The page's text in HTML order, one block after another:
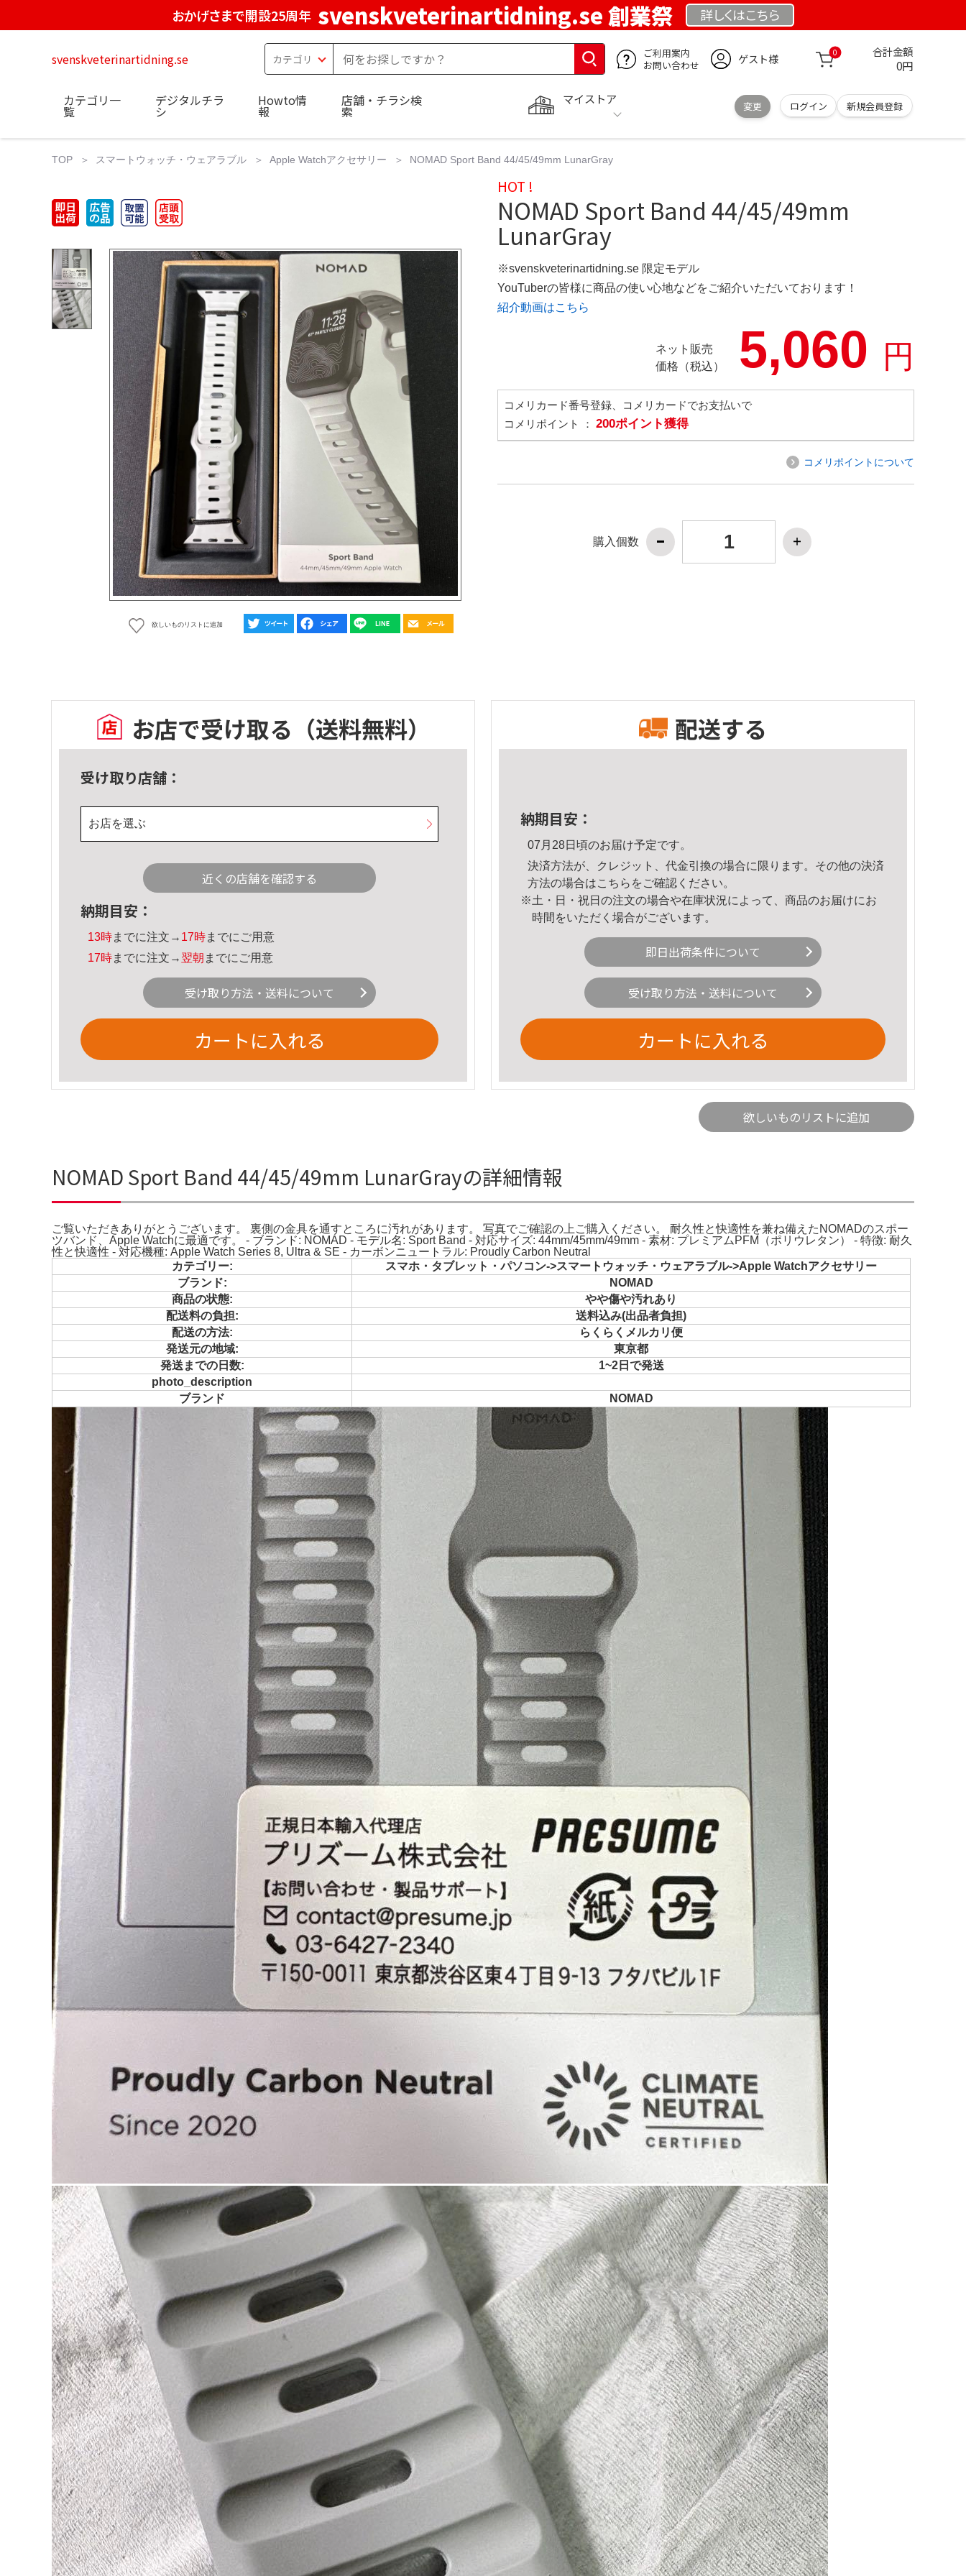
おかげさまで開設25周年 svenskveterinartidning.se 創業祭 詳しくはこちら
svenskveterinartidning.se
ご利用案内
お問い合わせ
ゲスト様 0 合計金額
0円
マイストア
変更 ログイン 新規会員登録
カテゴリ一
覧
デジタルチラ
シ
Howto情
報
店舗・チラシ検
索
TOP スマートウォッチ・ウェアラブル Apple Watchアクセサリー NOMAD Sport Band 44/45/49mm LunarGray
欲しいものリストに追加
HOT !
NOMAD Sport Band 44/45/49mm
LunarGray
※svenskveterinartidning.se 限定モデル
YouTuberの皆様に商品の使い心地などをご紹介いただいております！
紹介動画はこちら
ネット販売
価格（税込）
5,060 円
コメリカード番号登録、コメリカードでお支払いで
コメリポイント ： 200ポイント獲得
コメリポイントについて
購入個数
お店で受け取る （送料無料）
受け取り店舗：
お店を選ぶ
近くの店舗を確認する
納期目安：
13時までに注文→ 17時までにご用意
17時までに注文→ 翌朝 までにご用意
受け取り方法・送料について
カートに入れる
配送する
納期目安：
07月28日頃のお届け予定です。
決済方法が、クレジット、代金引換の場合に限ります。その他の決済
方法の場合はこちら をご確認ください。
※土・日・祝日の注文の場合や在庫状況によって、商品のお届けにお
時間をいただく場合がございます。
即日出荷条件について
受け取り方法・送料について
カートに入れる
欲しいものリストに追加
NOMAD Sport Band 44/45/49mm LunarGrayの詳細情報
ご覧いただきありがとうございます。 裏側の金具を通すところに汚れがあります。 写真でご確認の上ご購入ください。 耐久性と快適性を兼ね備えたNOMADのスポー
ツバンド、Apple Watchに最適です。 - ブランド: NOMAD - モデル名: Sport Band - 対応サイズ: 44mm/45mm/49mm - 素材: プレミアムPFM（ポリウレタン） - 特徴: 耐久
性と快適性 - 対応機種: Apple Watch Series 8, Ultra & SE - カーボンニュートラル: Proudly Carbon Neutral
カテゴリー:
スマホ・タブレット・パソコン->スマートウォッチ・ウェアラブル->Apple Watchアクセサリー
ブランド:
NOMAD
商品の状態:
やや傷や汚れあり
配送料の負担:
送料込み(出品者負担)
配送の方法:
らくらくメルカリ便
発送元の地域:
東京都
発送までの日数:
1~2日で発送
photo_description
ブランド
NOMAD